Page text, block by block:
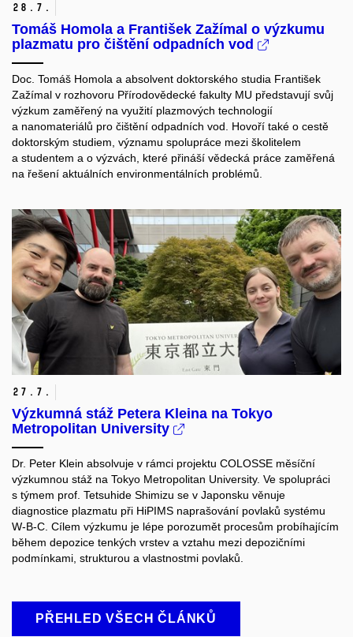
28. 7.
Tomáš Homola a František Zažímal o výzkumu
plazmatu pro čištění odpadních vod
Doc. Tomáš Homola a absolvent doktorského studia František
Zažímal v rozhovoru Přírodovědecké fakulty MU představují svůj
výzkum zaměřený na využití plazmových technologií
a nanomateriálů pro čištění odpadních vod. Hovoří také o cestě
doktorským studiem, významu spolupráce mezi školitelem
a studentem a o výzvách, které přináší vědecká práce zaměřená
na řešení aktuálních environmentálních problémů.
27. 7.
Výzkumná stáž Petera Kleina na Tokyo
Metropolitan University
Dr. Peter Klein absolvuje v rámci projektu COLOSSE měsíční
výzkumnou stáž na Tokyo Metropolitan University. Ve spolupráci
s týmem prof. Tetsuhide Shimizu se v Japonsku věnuje
diagnostice plazmatu při HiPIMS naprašování povlaků systému
W-B-C. Cílem výzkumu je lépe porozumět procesům probíhajícím
během depozice tenkých vrstev a vztahu mezi depozičními
podmínkami, strukturou a vlastnostmi povlaků.
PŘEHLED VŠECH ČLÁNKŮ